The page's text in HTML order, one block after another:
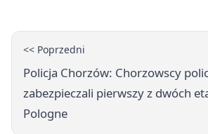
<< Poprzedni
Policja Chorzów: Chorzowscy
zabezpieczali pierwszy z dwóch
Pologne